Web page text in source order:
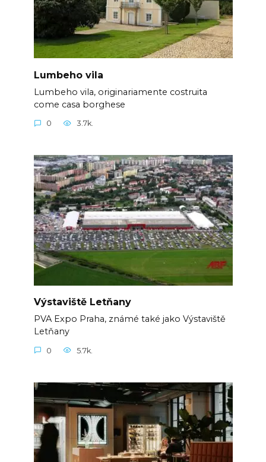
Lumbeho vila
Lumbeho vila, originariamente costruita
come casa borghese
0 3.7k.
Výstaviště Letňany
PVA Expo Praha, známé také jako Výstaviště
Letňany
0 5.7k.